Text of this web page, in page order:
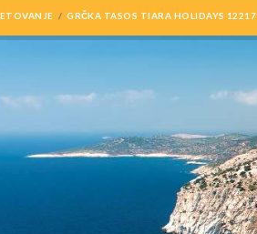
GRČKA TASOS TIARA HOLIDAYS 12217